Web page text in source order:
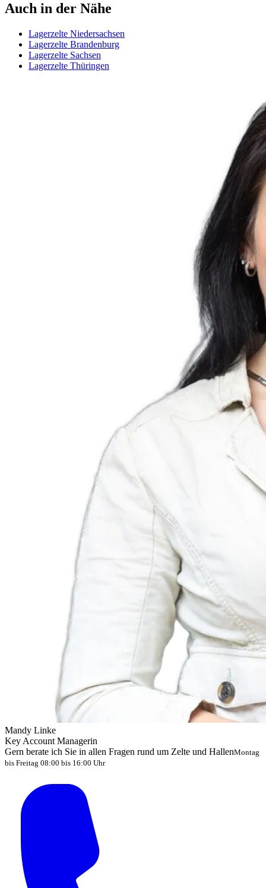
Auch in der Nähe
Lagerzelte Niedersachsen
Lagerzelte Brandenburg
Lagerzelte Sachsen
Lagerzelte Thüringen
Mandy Linke
Key Account Managerin
Gern berate ich Sie in allen Fragen rund um Zelte und HallenMontag
bis Freitag 08:00 bis 16:00 Uhr